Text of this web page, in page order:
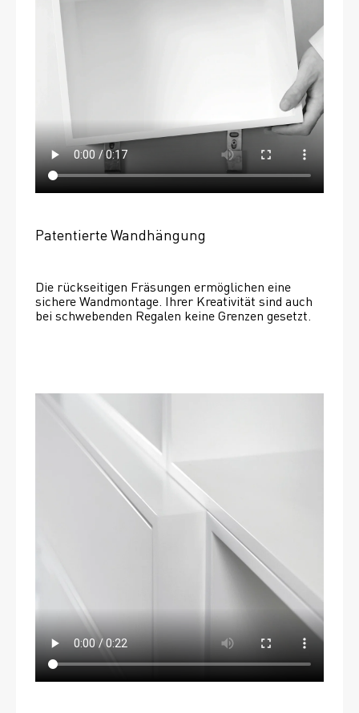
Patentierte Wandhängung
Die rückseitigen Fräsungen ermöglichen eine
sichere Wandmontage. Ihrer Kreativität sind auch
bei schwebenden Regalen keine Grenzen gesetzt.